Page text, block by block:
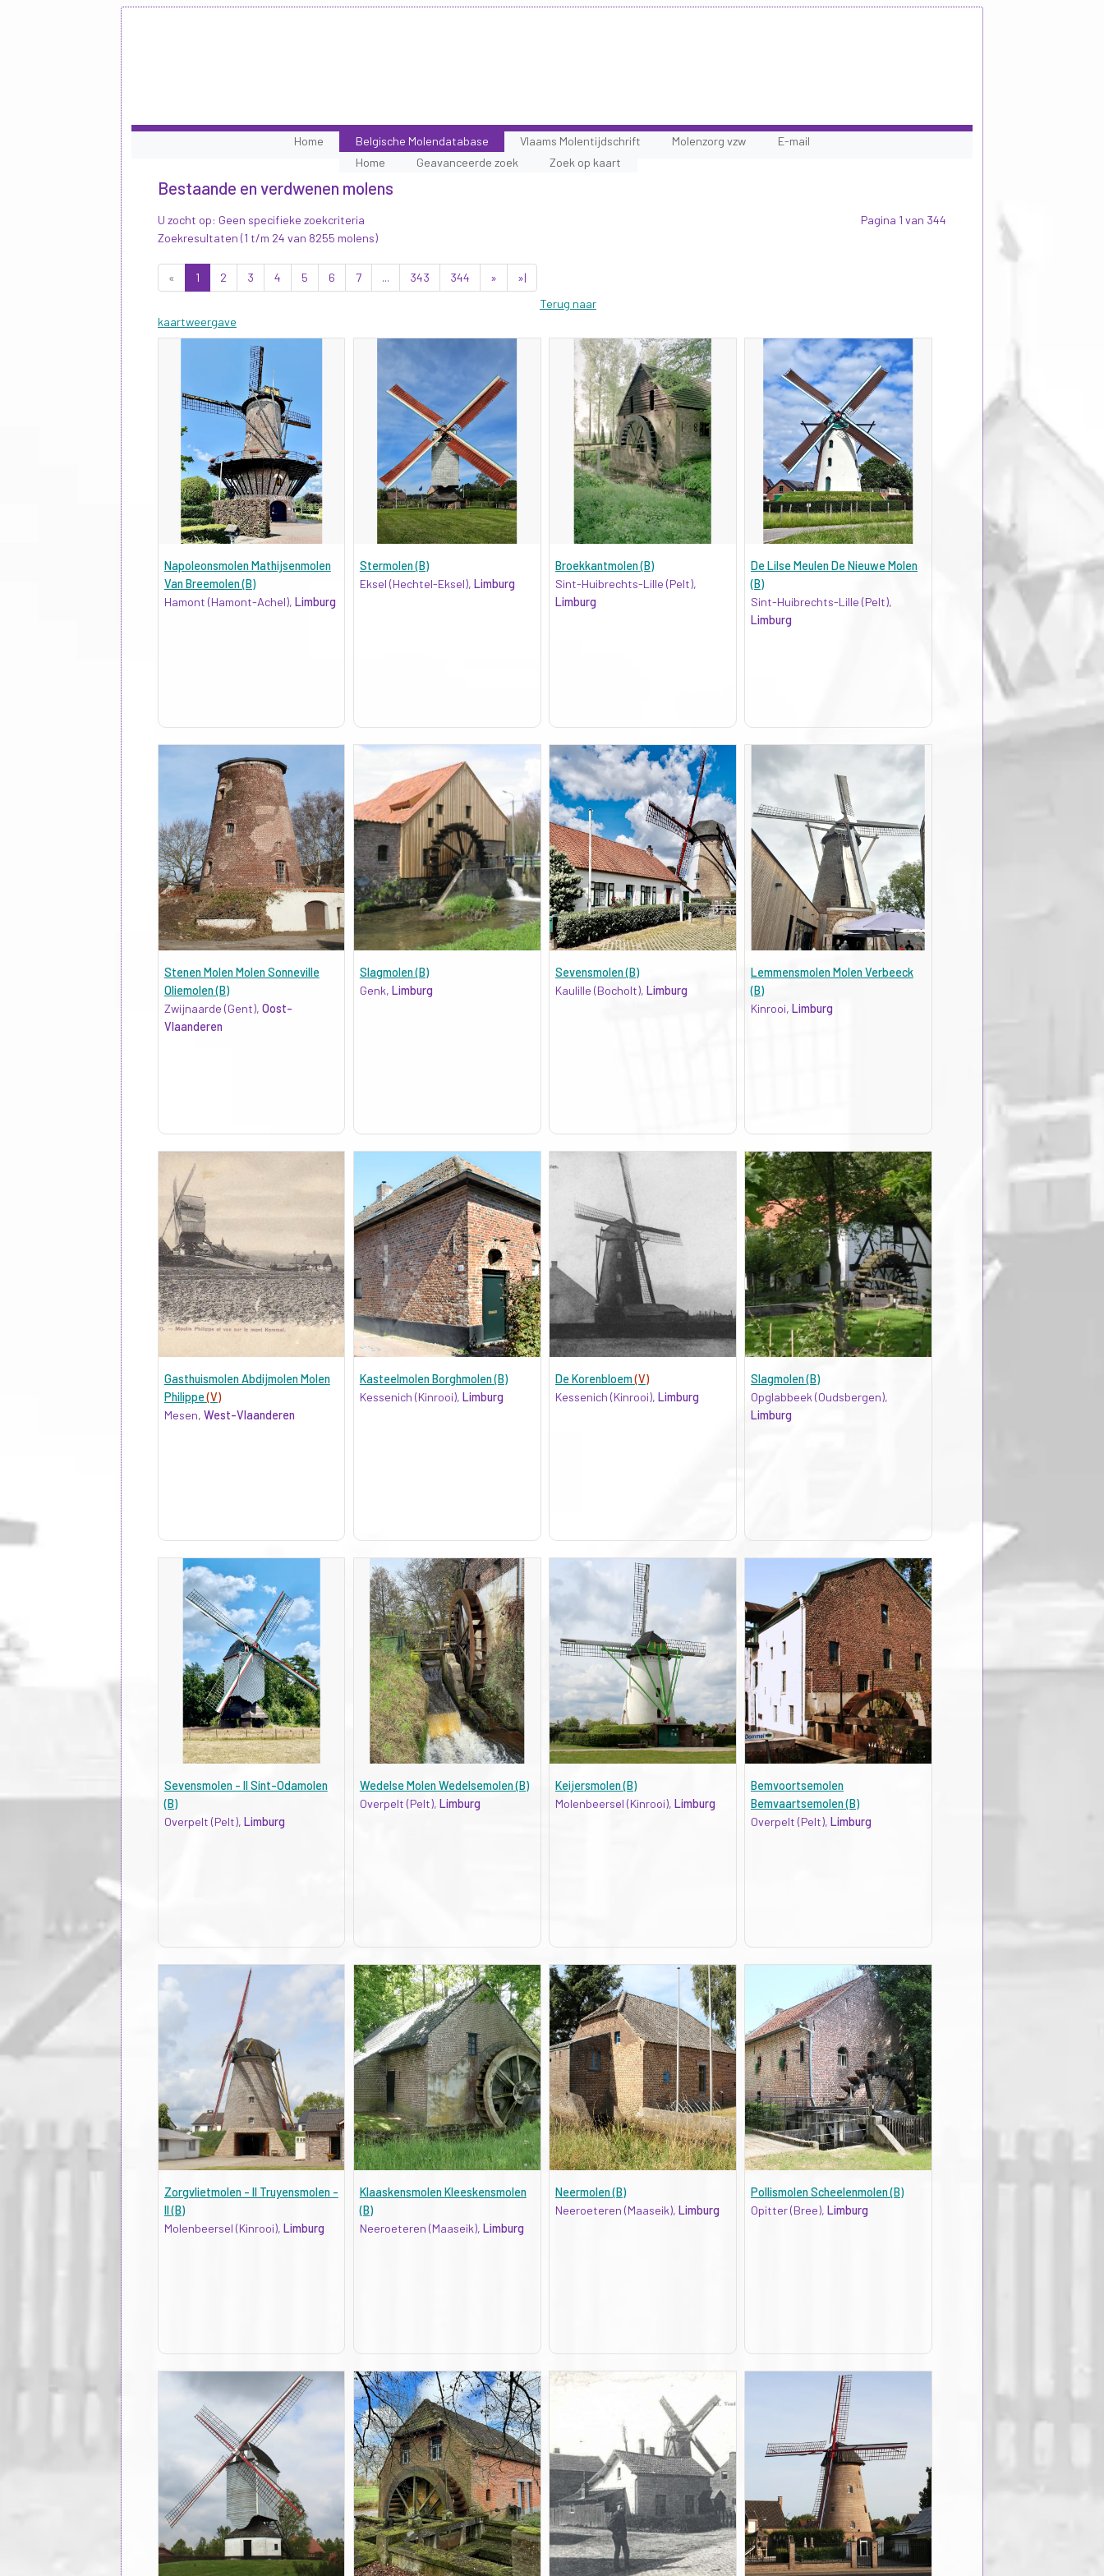
Home
Belgische Molendatabase
Home
Geavanceerde zoek Zoek op kaart
Vlaams Molentijdschrift Molenzorg vzw E-mail
Bestaande en verdwenen molens
U zocht op: Geen specifieke zoekcriteria
Zoekresultaten (1 t/m 24 van 8255 molens)
« 1 2 3 4 5 6 7 ... 343 344 »
»|
Terug naar
kaartweergave
Pagina 1 van 344
Napoleonsmolen Mathijsenmolen
Van Breemolen (B)
Hamont (Hamont-Achel), Limburg
Stermolen (B)
Eksel (Hechtel-Eksel), Limburg
Broekkantmolen (B)
Sint-Huibrechts-Lille (Pelt),
Limburg
De Lilse Meulen De Nieuwe Molen
(B)
Sint-Huibrechts-Lille (Pelt),
Limburg
Stenen Molen Molen Sonneville
Oliemolen (B)
Zwijnaarde (Gent), Oost-
Vlaanderen
Slagmolen (B)
Genk, Limburg
Sevensmolen (B)
Kaulille (Bocholt), Limburg
Lemmensmolen Molen Verbeeck
(B)
Kinrooi, Limburg
Gasthuismolen Abdijmolen Molen
Philippe(V)
Mesen, West-Vlaanderen
Kasteelmolen Borghmolen (B)
Kessenich (Kinrooi), Limburg
De Korenbloem(V)
Kessenich (Kinrooi), Limburg
Slagmolen (B)
Opglabbeek (Oudsbergen),
Limburg
Sevensmolen - II Sint-Odamolen
(B)
Overpelt (Pelt), Limburg
Wedelse Molen Wedelsemolen (B)
Overpelt (Pelt), Limburg
Keijersmolen (B)
Molenbeersel (Kinrooi), Limburg
Bemvoortsemolen
Bemvaartsemolen (B)
Overpelt (Pelt), Limburg
Zorgvlietmolen - II Truyensmolen -
II (B)
Molenbeersel (Kinrooi), Limburg
Klaaskensmolen Kleeskensmolen
(B)
Neeroeteren (Maaseik), Limburg
Neermolen (B)
Neeroeteren (Maaseik), Limburg
Pollismolen Scheelenmolen (B)
Opitter (Bree), Limburg